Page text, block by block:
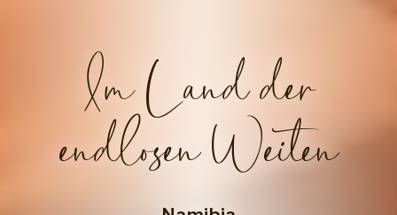
Im Land der
endlosen Weiten